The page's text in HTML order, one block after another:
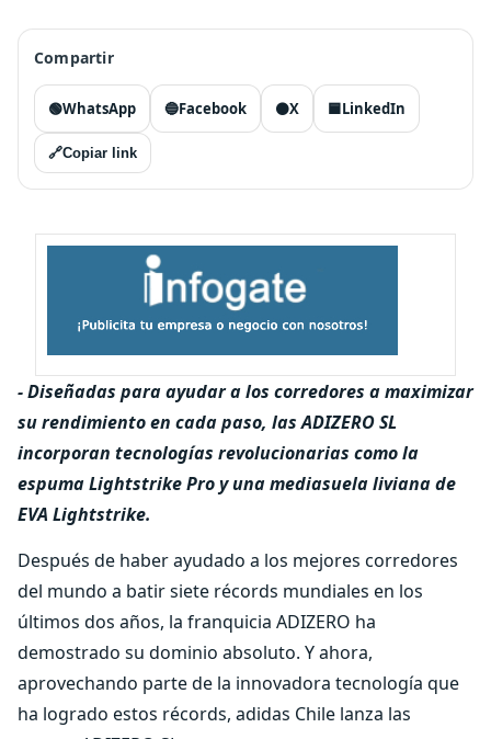
Compartir
🟢WhatsApp 🔵Facebook ⚫X 🟦LinkedIn
🔗Copiar link
- Diseñadas para ayudar a los corredores a maximizar
su rendimiento en cada paso, las ADIZERO SL
incorporan tecnologías revolucionarias como la
espuma Lightstrike Pro y una mediasuela liviana de
EVA Lightstrike.
Después de haber ayudado a los mejores corredores
del mundo a batir siete récords mundiales en los
últimos dos años, la franquicia ADIZERO ha
demostrado su dominio absoluto. Y ahora,
aprovechando parte de la innovadora tecnología que
ha logrado estos récords, adidas Chile lanza las